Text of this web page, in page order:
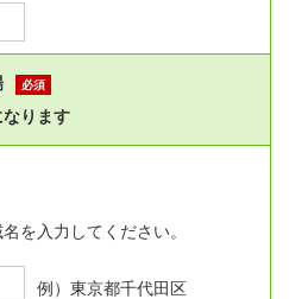
必須
ります
を入力してください。
例）東京都千代田区